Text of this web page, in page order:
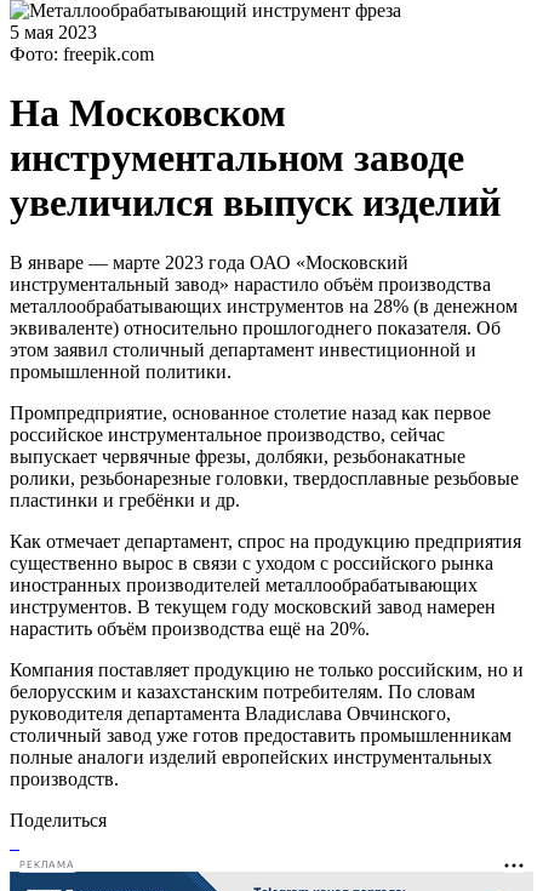
5 мая 2023
Фото: freepik.com
На Московском
инструментальном заводе
увеличился выпуск изделий
В январе — марте 2023 года ОАО «Московский
инструментальный завод» нарастило объём производства
металлообрабатывающих инструментов на 28% (в денежном
эквиваленте) относительно прошлогоднего показателя. Об
этом заявил столичный департамент инвестиционной и
промышленной политики.
Промпредприятие, основанное столетие назад как первое
российское инструментальное производство, сейчас
выпускает червячные фрезы, долбяки, резьбонакатные
ролики, резьбонарезные головки, твердосплавные резьбовые
пластинки и гребёнки и др.
Как отмечает департамент, спрос на продукцию предприятия
существенно вырос в связи с уходом с российского рынка
иностранных производителей металлообрабатывающих
инструментов. В текущем году московский завод намерен
нарастить объём производства ещё на 20%.
Компания поставляет продукцию не только российским, но и
белорусским и казахстанским потребителям. По словам
руководителя департамента Владислава Овчинского,
столичный завод уже готов предоставить промышленникам
полные аналоги изделий европейских инструментальных
производств.
Поделиться
РЕКЛАМА